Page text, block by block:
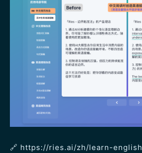
🔗 https://ries.ai/zh/learn-english